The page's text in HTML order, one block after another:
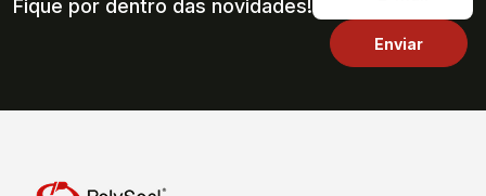
Fique por dentro das novidades!